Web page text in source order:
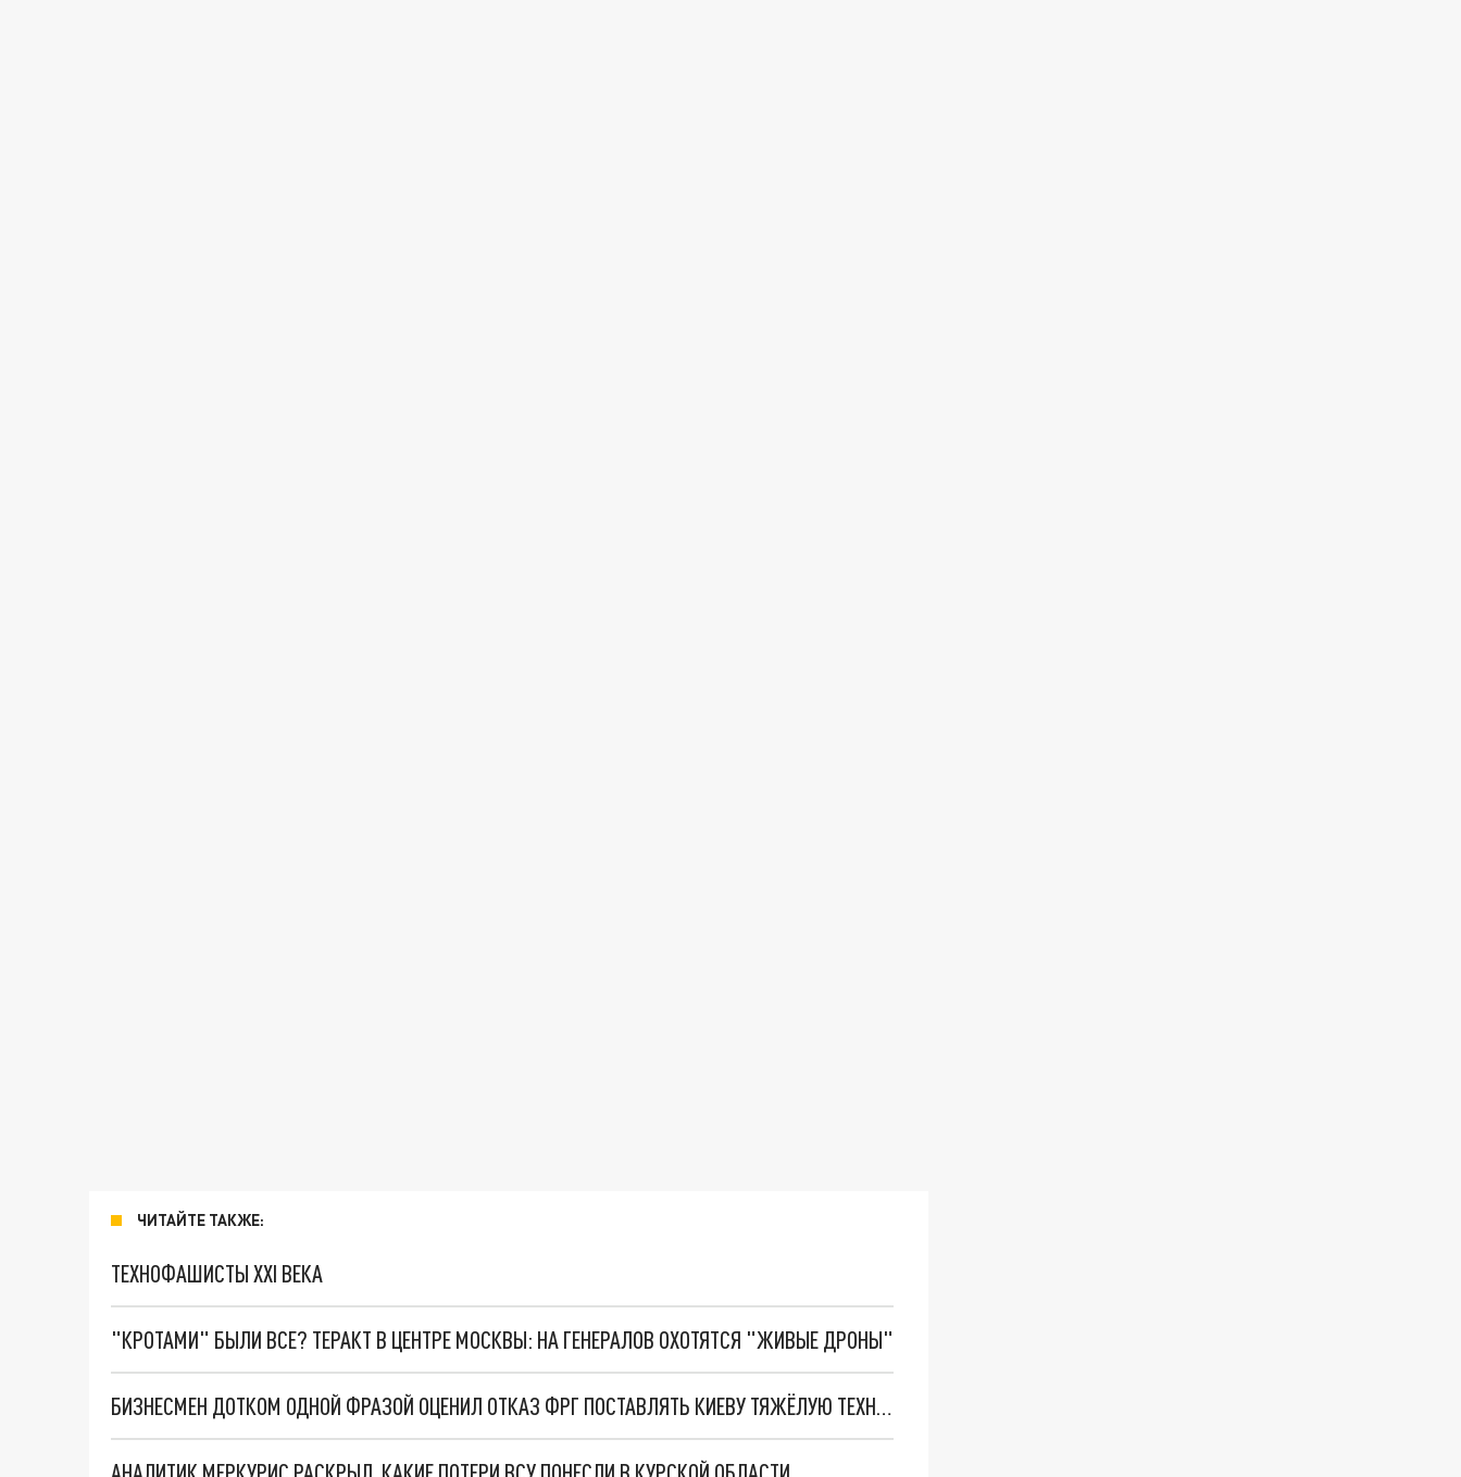
ЧИТАЙТЕ ТАКЖЕ:
ТЕХНОФАШИСТЫ XXI ВЕКА
"КРОТАМИ" БЫЛИ ВСЕ? ТЕРАКТ В ЦЕНТРЕ МОСКВЫ: НА ГЕНЕРАЛОВ ОХОТЯТСЯ "ЖИВЫЕ ДРОНЫ"
БИЗНЕСМЕН ДОТКОМ ОДНОЙ ФРАЗОЙ ОЦЕНИЛ ОТКАЗ ФРГ ПОСТАВЛЯТЬ КИЕВУ ТЯЖЁЛУЮ ТЕХНИКУ